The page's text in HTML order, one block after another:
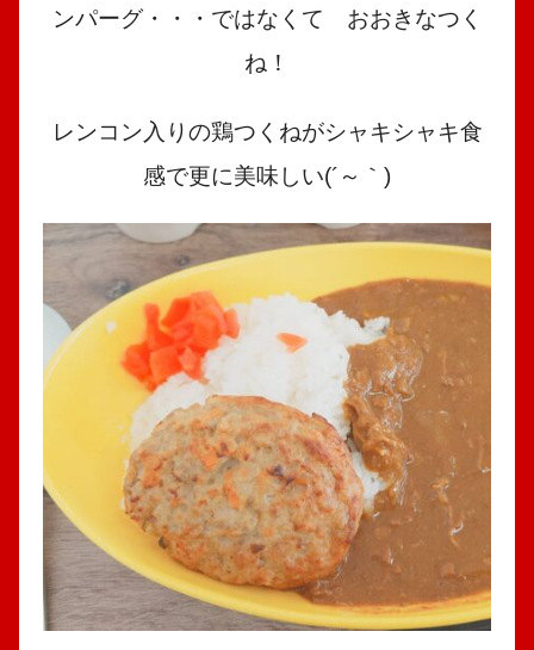
ンパーグ・・・ではなくて おおきなつく
ね！
レンコン入りの鶏つくねがシャキシャキ食
感で更に美味しい(´～｀)